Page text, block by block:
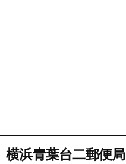
横浜青葉台二郵便局